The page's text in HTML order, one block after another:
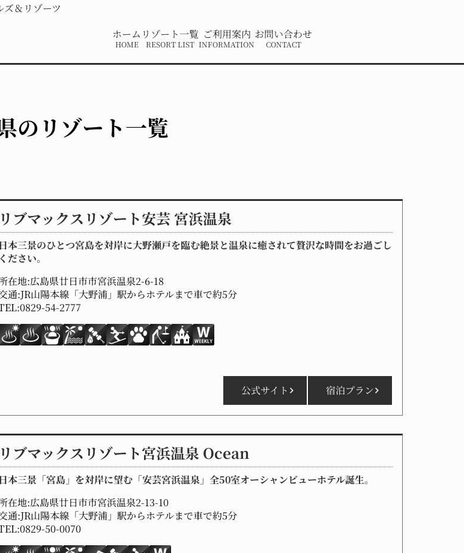
＆リゾーツ
ホーム
HOME
リゾート一覧
RESORT LIST
ご利用案内
INFORMATION
お問い合わせ
CONTACT
のリゾート一覧
リブマックスリゾート安芸 宮浜温泉
日本三景のひとつ宮島を対岸に大野瀬戸を臨む絶景と温泉に癒されて贅沢な時間をお過ごし
ください。
在地:広島県廿日市市宮浜温泉2-6-18
通:JR山陽本線「大野浦」駅からホテルまで車で約5分
54-2777
公式サイト 宿泊プラン
リブマックスリゾート宮浜温泉 Ocean
日本三景「宮島」を対岸に望む「安芸宮浜温泉」全50室オーシャンビューホテル誕生。
在地:広島県廿日市市宮浜温泉2-13-10
通:JR山陽本線「大野浦」駅からホテルまで車で約5分
50-0070